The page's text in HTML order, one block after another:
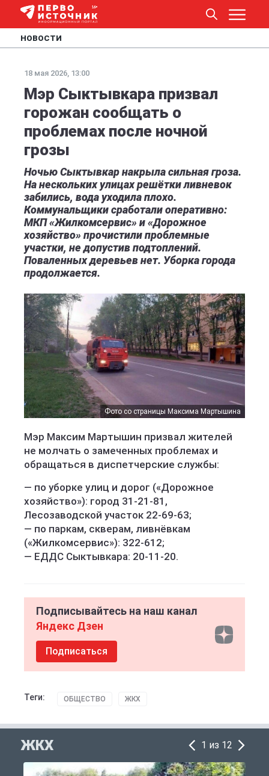
НОВОСТИ
18 мая 2026, 13:00
Мэр Сыктывкара призвал
горожан сообщать о
проблемах после ночной
грозы
Ночью Сыктывкар накрыла сильная гроза.
На нескольких улицах решётки ливневок
забились, вода уходила плохо.
Коммунальщики сработали оперативно:
МКП «Жилкомсервис» и «Дорожное
хозяйство» прочистили проблемные
участки, не допустив подтоплений.
Поваленных деревьев нет. Уборка города
продолжается.
Фото со страницы Максима Мартышина
Мэр Максим Мартышин призвал жителей
не молчать о замеченных проблемах и
обращаться в диспетчерские службы:
— по уборке улиц и дорог («Дорожное
хозяйство»): город 31-21-81,
Лесозаводской участок 22-69-63;
— по паркам, скверам, ливнёвкам
(«Жилкомсервис»): 322-612;
— ЕДДС Сыктывкара: 20-11-20.
Подписывайтесь на наш канал
Яндекс Дзен
Подписаться
Теги: ОБЩЕСТВО ЖКХ
ЖКХ 1 из 12